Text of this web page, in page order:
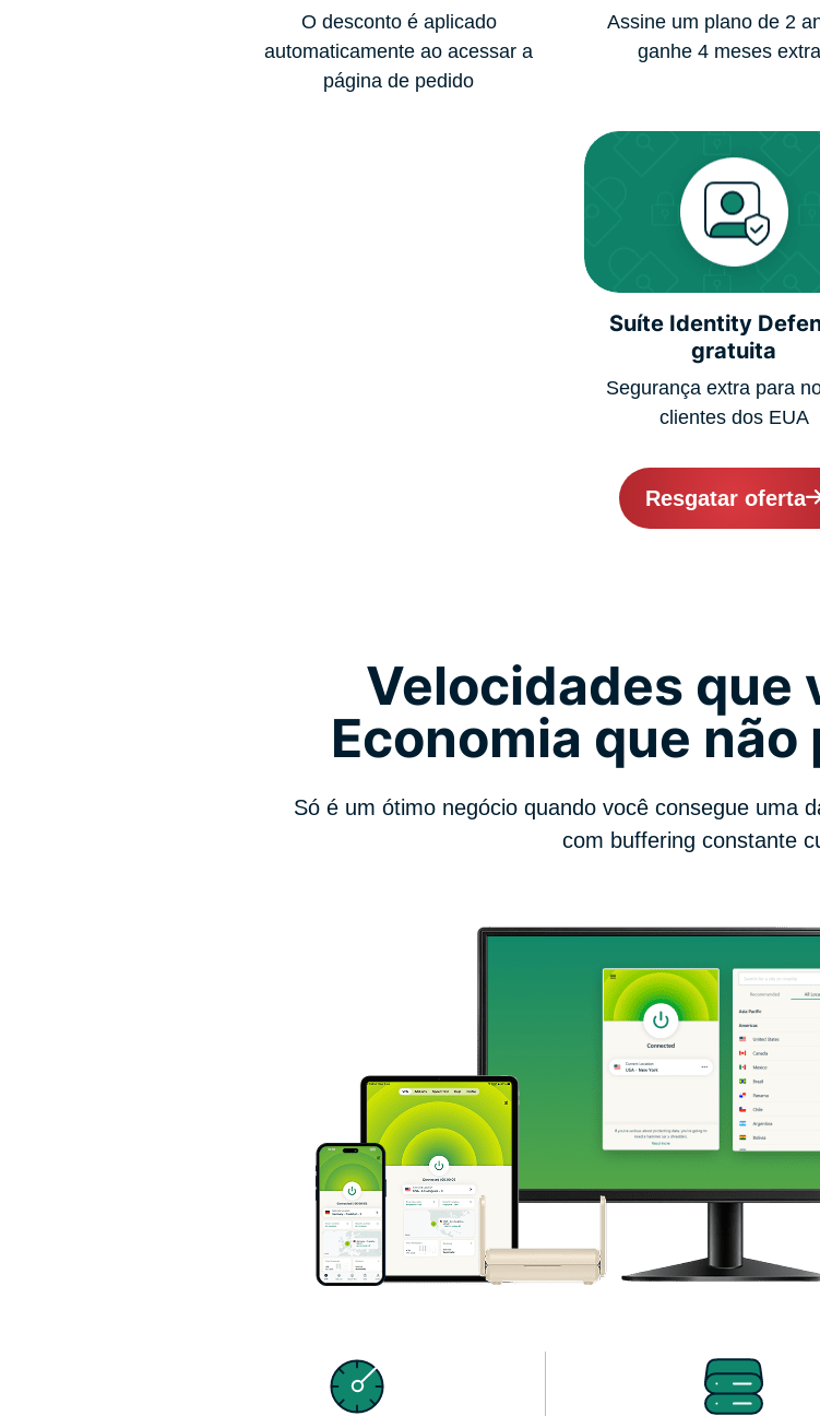
O desconto é aplicado
automaticamente ao acessar a
página de pedido
Assine um plano de 2
ganhe 4 meses
Suíte Identity
gratuita
Segurança extra para
clientes dos EUA
Resgatar oferta
Velocidades que
Economia que
Só é um ótimo negócio quando você consegue uma
com buffering constante